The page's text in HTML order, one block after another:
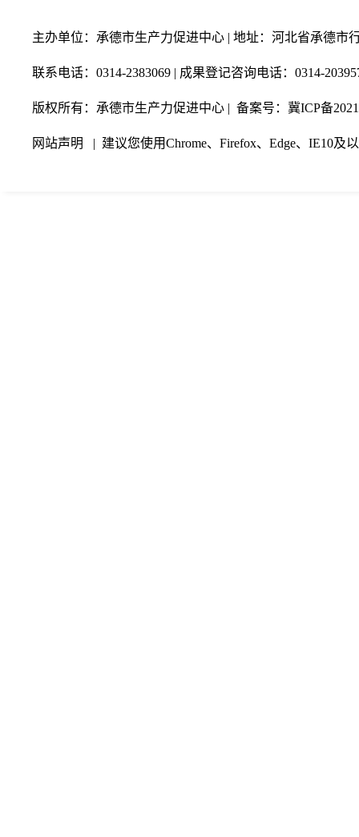
主办单位：承德市生产力促进中心 | 地址：河北省承德市
联系电话：0314-2383069 | 成果登记咨询电话：0314-
版权所有：承德市生产力促进中心 | 备案号： 冀ICP备
网站声明 | 建议您使用Chrome、Firefox、Edge、IE10及